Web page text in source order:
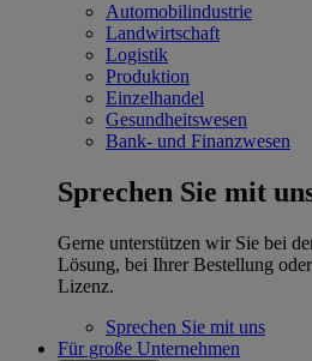
Automobilindustrie
Landwirtschaft
Logistik
Produktion
Einzelhandel
Gesundheitswesen
Bank- und Finanzwesen
Sprechen Sie mit
Gerne unterstützen wir Sie bei
Lösung, bei Ihrer Bestellung
Lizenz.
Sprechen Sie mit uns
Für große Unternehmen